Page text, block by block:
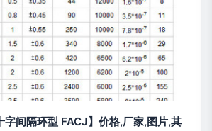
字间隔环型 FACJ】价格,厂家,图片,其